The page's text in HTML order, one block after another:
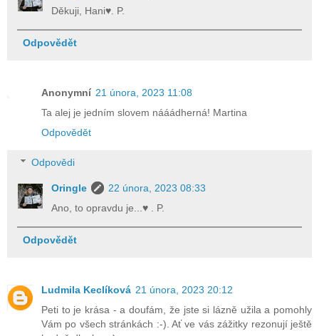
Děkuji, Hani♥. P.
Odpovědět
Anonymní 21 února, 2023 11:08
Ta alej je jedním slovem nááádherná! Martina
Odpovědět
Odpovědi
Oringle
22 února, 2023 08:33
Ano, to opravdu je...♥ . P.
Odpovědět
Ludmila Keclíková 21 února, 2023 20:12
Peti to je krása - a doufám, že jste si lázně užila a pomohly
Vám po všech stránkách :-). Ať ve vás zážitky rezonují ještě